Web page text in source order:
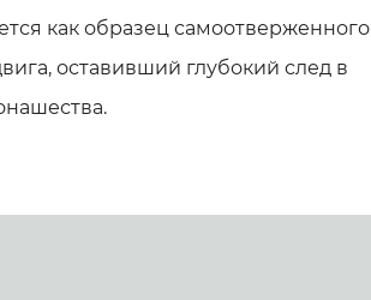
как образец самоотверженного
оставивший глубокий след в